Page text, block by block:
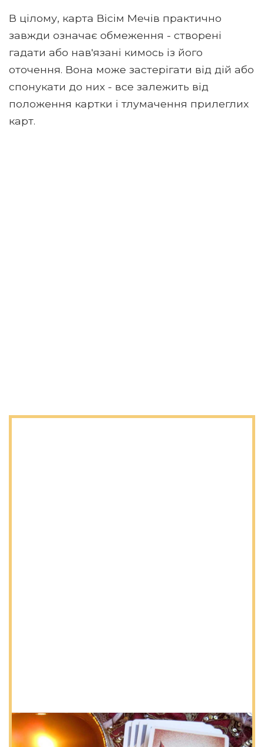
В цілому, карта Вісім Мечів практично
завжди означає обмеження - створені
гадати або нав'язані кимось із його
оточення. Вона може застерігати від дій або
спонукати до них - все залежить від
положення картки і тлумачення прилеглих
карт.